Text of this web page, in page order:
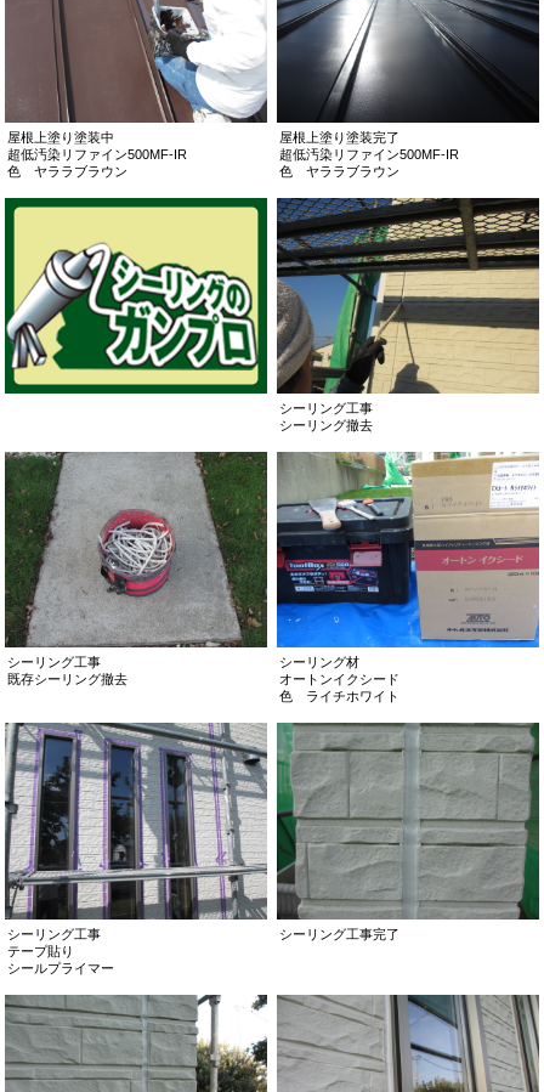
屋根上塗り塗装中
超低汚染リファイン500MF-IR
色 ヤララブラウン
屋根上塗り塗装完了
超低汚染リファイン500MF-IR
色 ヤララブラウン
シーリング工事
シーリング撤去
シーリング工事
既存シーリング撤去
シーリング材
オートンイクシード
色 ライチホワイト
シーリング工事
テープ貼り
シールプライマー
シーリング工事完了